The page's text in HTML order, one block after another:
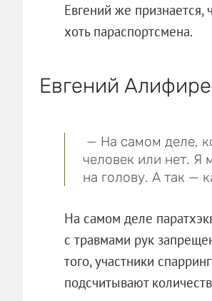
Евгений же признается,
хоть параспортсмена.
Евгений
— На самом деле,
человек или нет. Я
на голову. А так —
На самом деле
с травмами рук
того, участники
подсчитывают